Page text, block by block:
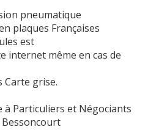
pneumatique
plaques Françaises
est
internet même en cas de
grise.
à Particuliers et Négociants
Bessoncourt